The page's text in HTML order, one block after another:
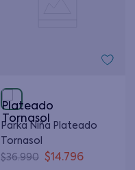
Parka Niña Plateado
Tornasol
$36.990 $14.796